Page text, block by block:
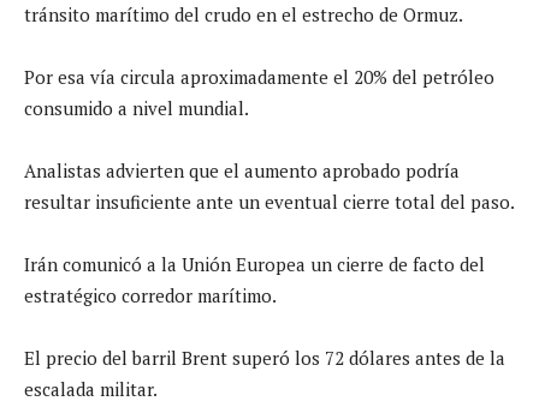
tránsito marítimo del crudo en el estrecho de Ormuz.
Por esa vía circula aproximadamente el 20% del petróleo
consumido a nivel mundial.
Analistas advierten que el aumento aprobado podría
resultar insuficiente ante un eventual cierre total del paso.
Irán comunicó a la Unión Europea un cierre de facto del
estratégico corredor marítimo.
El precio del barril Brent superó los 72 dólares antes de la
escalada militar.